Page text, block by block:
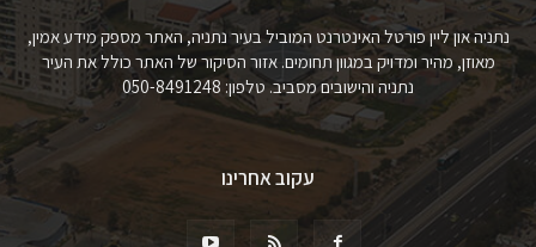
נתניה און ליין פורטל האינטרנט המוביל בעיר נתניה, האתר מספק מידע אמין,
מאוזן, מהיר ומדויק במגוון תחומים. אזור הסיקור של האתר כולל את העיר
נתניה והישובים מסביב. טלפון: 050-8491248
עקוב אחרינו